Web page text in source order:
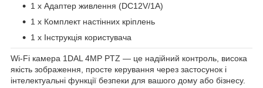
1 x Адаптер живлення (DC12V/1A)
1 x Комплект настінних кріплень
1 x Інструкція користувача
Wi-Fi камера 1DAL 4MP PTZ — це надійний контроль, висока
якість зображення, просте керування через застосунок і
інтелектуальні функції безпеки для вашого дому або бізнесу.